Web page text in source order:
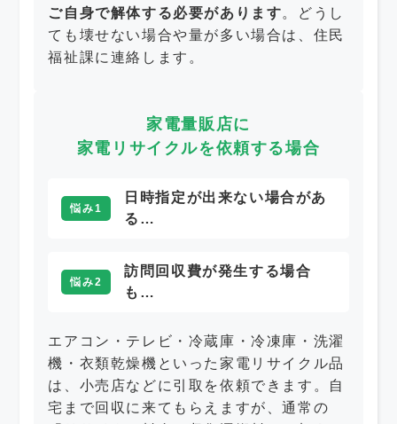
ご自身で解体する必要があります。どうし
ても壊せない場合や量が多い場合は、住民
福祉課に連絡します。
家電量販店に
家電リサイクルを依頼する場合
悩み1
日時指定が出来ない場合があ
る…
悩み2
訪問回収費が発生する場合
も…
エアコン・テレビ・冷蔵庫・冷凍庫・洗濯
機・衣類乾燥機といった家電リサイクル品
は、小売店などに引取を依頼できます。自
宅まで回収に来てもらえますが、通常の